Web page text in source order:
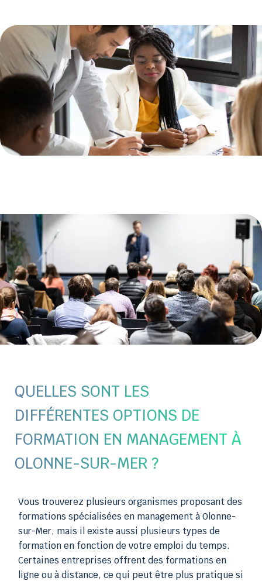
QUELLES SONT LES
DIFFÉRENTES OPTIONS DE
FORMATION EN MANAGEMENT À
OLONNE-SUR-MER ?
Vous trouverez plusieurs organismes proposant des
formations spécialisées en management à Olonne-
sur-Mer, mais il existe aussi plusieurs types de
formation en fonction de votre emploi du temps.
Certaines entreprises offrent des formations en
ligne ou à distance, ce qui peut être plus pratique si